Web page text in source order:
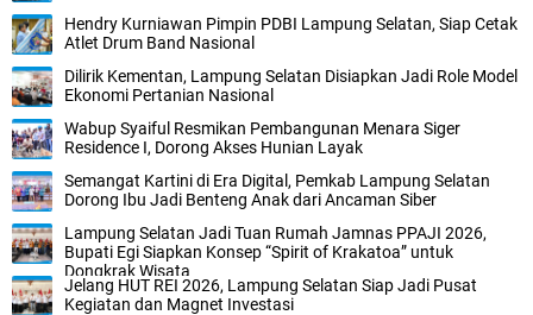
Hendry Kurniawan Pimpin PDBI Lampung Selatan, Siap Cetak
Atlet Drum Band Nasional
Dilirik Kementan, Lampung Selatan Disiapkan Jadi Role Model
Ekonomi Pertanian Nasional
Wabup Syaiful Resmikan Pembangunan Menara Siger
Residence I, Dorong Akses Hunian Layak
Semangat Kartini di Era Digital, Pemkab Lampung Selatan
Dorong Ibu Jadi Benteng Anak dari Ancaman Siber
Lampung Selatan Jadi Tuan Rumah Jamnas PPAJI 2026,
Bupati Egi Siapkan Konsep “Spirit of Krakatoa” untuk
Dongkrak Wisata
Jelang HUT REI 2026, Lampung Selatan Siap Jadi Pusat
Kegiatan dan Magnet Investasi